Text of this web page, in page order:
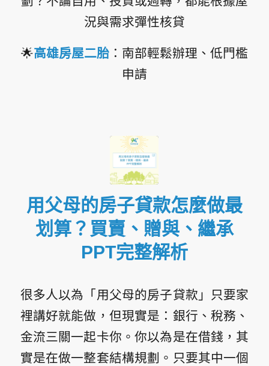
況與需求彈性核貸
🌟高雄房屋二胎：南部輕鬆辦理、低門檻
申請
用父母的房子貸款怎麼做最
划算？買賣、贈與、繼承
PPT完整解析
很多人以為「用父母的房子貸款」只要家
裡講好就能做，但現實是：銀行、稅務、
金流三關一起卡你。你以為是在借錢，其
實是在做一整套結構規劃。只要其中一個